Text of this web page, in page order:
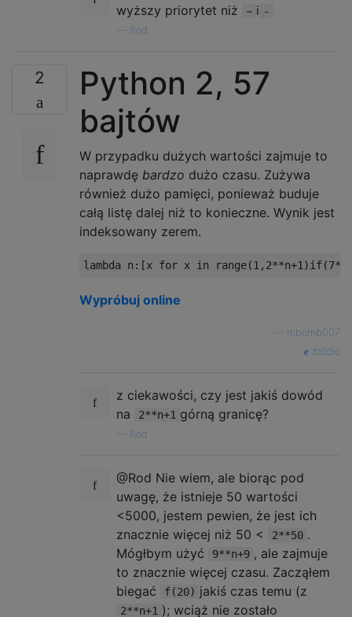
wyższy priorytet niż
~ i -
Rod
2
Python 2, 57
bajtów
W przypadku dużych wartości zajmuje to
naprawdę bardzo dużo czasu. Zużywa
również dużo pamięci, ponieważ buduje
całą listę dalej niż to konieczne. Wynik jest
indeksowany zerem.
lambda n :[x for x in range(1 , 2**n+1 )if(7**
Wypróbuj online
mbomb007
źródło
z ciekawości, czy jest jakiś dowód
na
2**n+1 górną granicę?
Rod
@Rod Nie wiem, ale biorąc pod
uwagę, że istnieje 50 wartości
<5000, jestem pewien, że jest ich
znacznie więcej niż 50 <
2**50 .
Mógłbym użyć
9**n+9 , ale zajmuje
to znacznie więcej czasu. Zacząłem
biegać
f(20) jakiś czas temu (z
2**n+1 ); wciąż nie zostało